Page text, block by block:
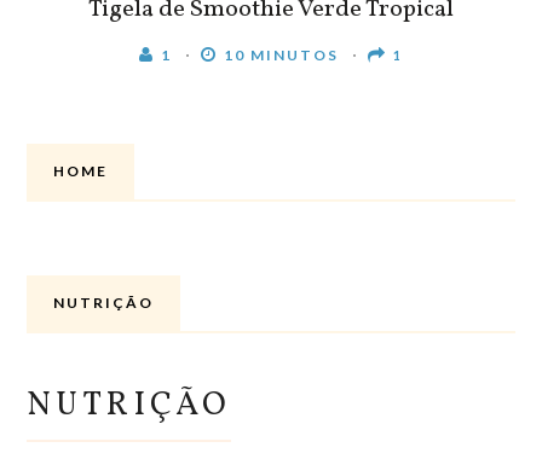
Tigela de Smoothie Verde Tropical
1 10 MINUTOS 1
HOME
NUTRIÇÃO
NUTRIÇÃO